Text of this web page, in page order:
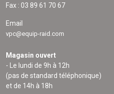
Fax : 03 89 61 70 67
Email
vpc@equip-raid.com
Magasin ouvert
- Le lundi de 9h à 12h
(pas de standard téléphonique)
et de 14h à 18h